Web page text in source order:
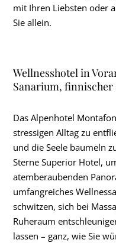
mit Ihren Liebsten oder
Sie allein.
Wellnesshotel in
Sanarium, finnischer
Das Alpenhotel
stressigen Alltag zu
und die Seele baumeln
Sterne Superior Hotel,
atemberaubenden
umfangreiches
schwitzen, sich bei
Ruheraum
lassen – ganz, wie Sie